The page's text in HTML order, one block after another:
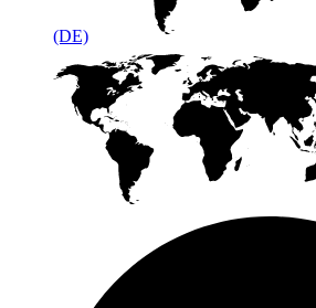
(DE)